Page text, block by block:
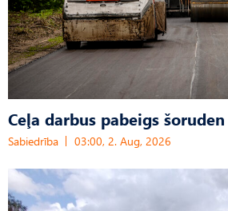
Ceļa darbus pabeigs šoruden
Sabiedrība 03:00, 2. Aug, 2026